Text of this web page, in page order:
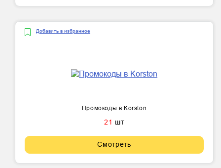
Добавить в избранное
Промокоды в Korston
21 шт
Смотреть